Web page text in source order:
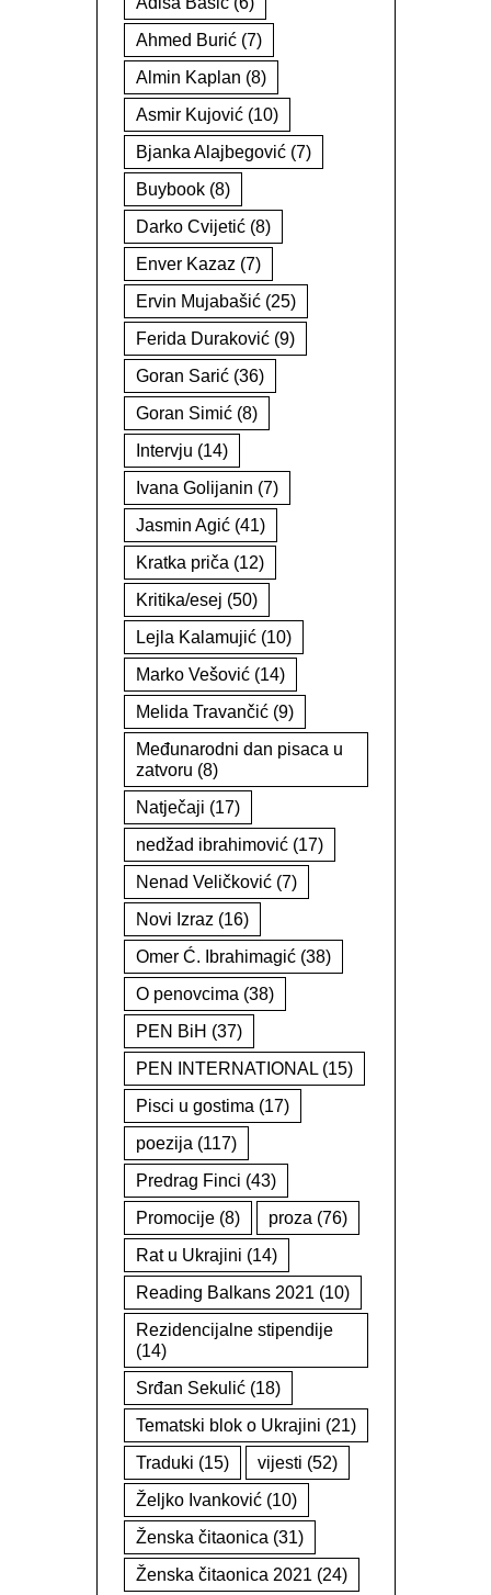
Ahmed Burić(7)
Almin Kaplan (8)
Asmir Kujović(10)
Bjanka Alajbegović(7)
Buybook(8)
Darko Cvijetić(8)
Enver Kazaz (7)
Ervin Mujabašić(25)
Ferida Duraković(9)
Goran Sarić(36)
Goran Simić(8)
Intervju (14)
Ivana Golijanin (7)
Jasmin Agić(41)
Kratka priča (12)
Kritika/esej (50)
Lejla Kalamujić(10)
Marko Vešović(14)
Melida Travančić(9)
Međunarodni dan pisaca u
zatvoru (8)
Natječaji (17)
nedžad ibrahimović(17)
Nenad Veličković(7)
Novi Izraz (16)
Omer Ć. Ibrahimagić(38)
O penovcima (38)
PEN BiH (37)
PEN INTERNATIONAL(15)
Pisci u gostima (17)
poezija (117)
Predrag Finci (43)
Promocije(8) proza (76)
Rat u Ukrajini (14)
Reading Balkans 2021 (10)
Rezidencijalne stipendije
(14)
Srđan Sekulić(18)
Tematski blok o Ukrajini (21)
Traduki (15) vijesti (52)
Željko Ivanković(10)
Ženska čitaonica (31)
Ženska čitaonica 2021 (24)